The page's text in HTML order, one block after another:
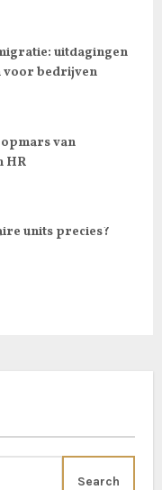
uitdagingen
voor bedrijven
van
HR
units precies?
Search